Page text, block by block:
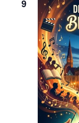
9